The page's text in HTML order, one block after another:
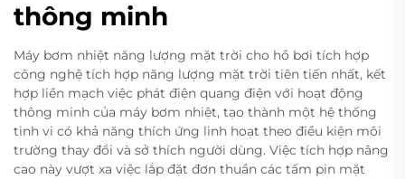
thông minh
Máy bơm nhiệt năng lượng mặt trời cho hồ bơi tích hợp
công nghệ tích hợp năng lượng mặt trời tiên tiến nhất, kết
hợp liền mạch việc phát điện quang điện với hoạt động
thông minh của máy bơm nhiệt, tạo thành một hệ thống
tinh vi có khả năng thích ứng linh hoạt theo điều kiện môi
trường thay đổi và sở thích người dùng. Việc tích hợp nâng
cao này vượt xa việc lắp đặt đơn thuần các tấm pin mặt